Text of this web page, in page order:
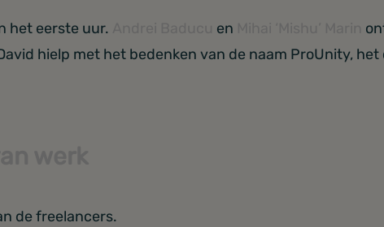
het eerste uur. en
hielp met het bedenken van de naam ProUnity,
de freelancers.